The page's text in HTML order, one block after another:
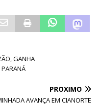
GANHA
PRÓXIMO
AVANÇA EM CIANORTE